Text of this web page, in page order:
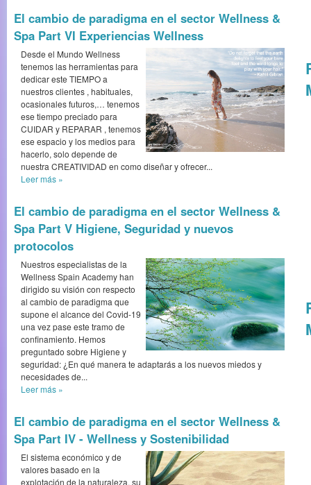
El cambio de paradigma en el sector Wellness &
Spa Part VI Experiencias Wellness
Desde el Mundo Wellness
tenemos las herramientas para
dedicar este TIEMPO a
nuestros clientes , habituales,
ocasionales futuros,… tenemos
ese tiempo preciado para
CUIDAR y REPARAR , tenemos
ese espacio y los medios para
hacerlo, solo depende de
nuestra CREATIVIDAD en como diseñar y ofrecer...
Leer más »
El cambio de paradigma en el sector Wellness &
Spa Part V Higiene, Seguridad y nuevos
protocolos
Nuestros especialistas de la
Wellness Spain Academy han
dirigido su visión con respecto
al cambio de paradigma que
supone el alcance del Covid-19
una vez pase este tramo de
confinamiento. Hemos
preguntado sobre Higiene y
seguridad: ¿En qué manera te adaptarás a los nuevos miedos y
necesidades de...
Leer más »
El cambio de paradigma en el sector Wellness &
Spa Part IV - Wellness y Sostenibilidad
El sistema económico y de
valores basado en la
explotación de la naturaleza, su